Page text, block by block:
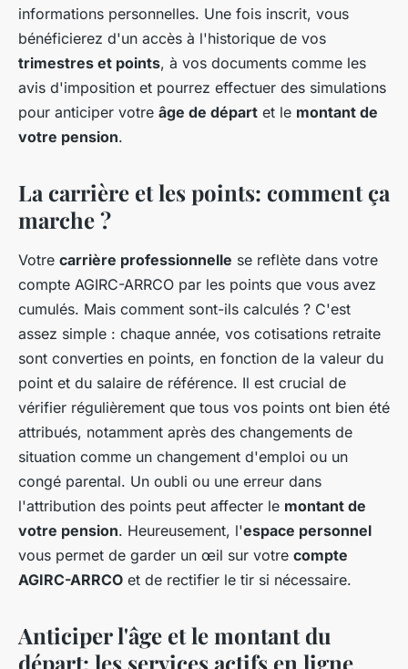
informations personnelles. Une fois inscrit, vous
bénéficierez d'un accès à l'historique de vos
trimestres et points, à vos documents comme les
avis d'imposition et pourrez effectuer des simulations
pour anticiper votre âge de départ et le montant de
votre pension.
La carrière et les points: comment ça
marche ?
Votre carrière professionnelle se reflète dans votre
compte AGIRC-ARRCO par les points que vous avez
cumulés. Mais comment sont-ils calculés ? C'est
assez simple : chaque année, vos cotisations retraite
sont converties en points, en fonction de la valeur du
point et du salaire de référence. Il est crucial de
vérifier régulièrement que tous vos points ont bien été
attribués, notamment après des changements de
situation comme un changement d'emploi ou un
congé parental. Un oubli ou une erreur dans
l'attribution des points peut affecter le montant de
votre pension. Heureusement, l'espace personnel
vous permet de garder un œil sur votre compte
AGIRC-ARRCO et de rectifier le tir si nécessaire.
Anticiper l'âge et le montant du
départ: les services actifs en ligne